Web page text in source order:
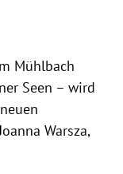
Mühlbach
Seen – wird
Warsza,